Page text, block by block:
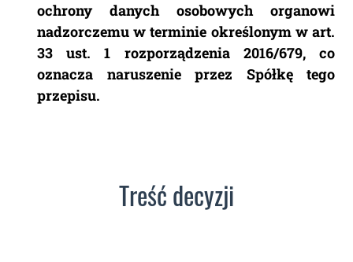
ochrony danych osobowych organowi
nadzorczemu w terminie określonym w art.
33 ust. 1 rozporządzenia 2016/679, co
oznacza naruszenie przez Spółkę tego
przepisu.
Treść decyzji